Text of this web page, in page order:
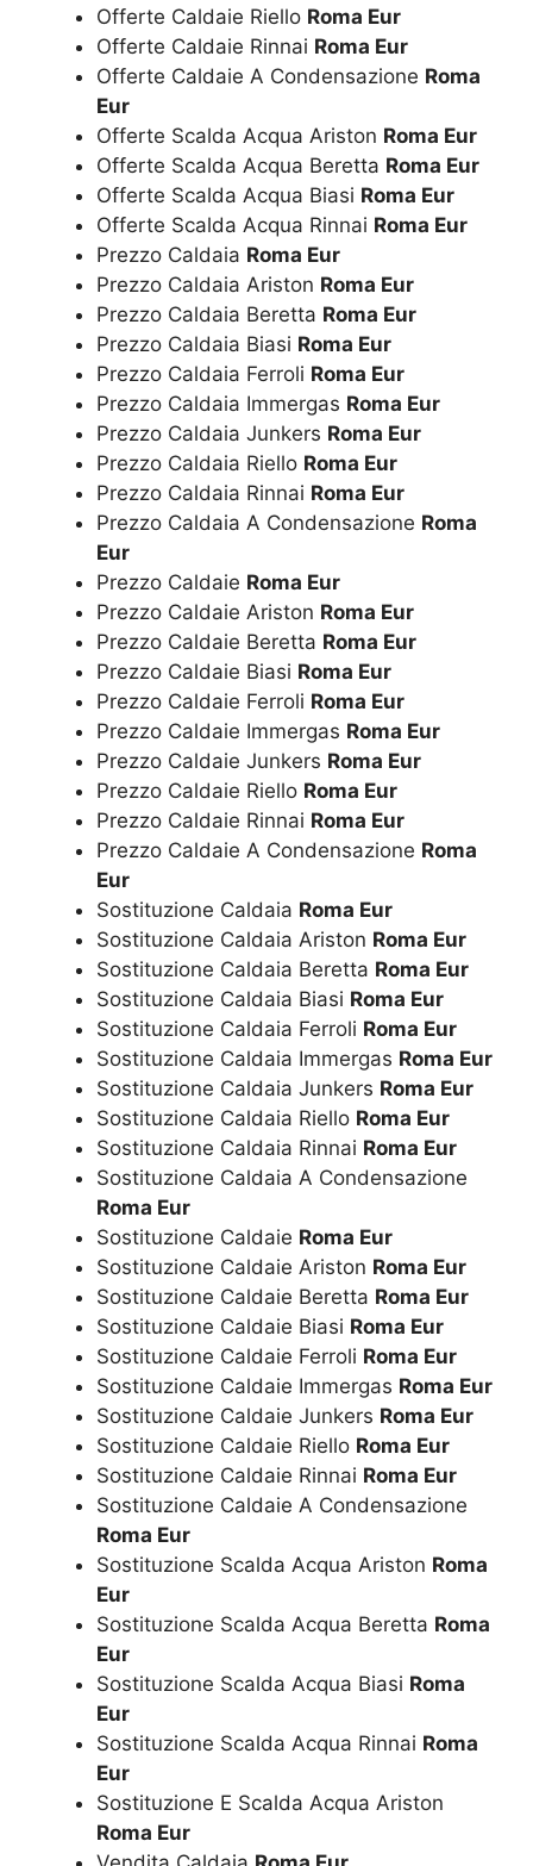
Offerte Caldaie Riello Roma Eur
Offerte Caldaie Rinnai Roma Eur
Offerte Caldaie A Condensazione Roma
Eur
Offerte Scalda Acqua Ariston Roma Eur
Offerte Scalda Acqua Beretta Roma Eur
Offerte Scalda Acqua Biasi Roma Eur
Offerte Scalda Acqua Rinnai Roma Eur
Prezzo Caldaia Roma Eur
Prezzo Caldaia Ariston Roma Eur
Prezzo Caldaia Beretta Roma Eur
Prezzo Caldaia Biasi Roma Eur
Prezzo Caldaia Ferroli Roma Eur
Prezzo Caldaia Immergas Roma Eur
Prezzo Caldaia Junkers Roma Eur
Prezzo Caldaia Riello Roma Eur
Prezzo Caldaia Rinnai Roma Eur
Prezzo Caldaia A Condensazione Roma
Eur
Prezzo Caldaie Roma Eur
Prezzo Caldaie Ariston Roma Eur
Prezzo Caldaie Beretta Roma Eur
Prezzo Caldaie Biasi Roma Eur
Prezzo Caldaie Ferroli Roma Eur
Prezzo Caldaie Immergas Roma Eur
Prezzo Caldaie Junkers Roma Eur
Prezzo Caldaie Riello Roma Eur
Prezzo Caldaie Rinnai Roma Eur
Prezzo Caldaie A Condensazione Roma
Eur
Sostituzione Caldaia Roma Eur
Sostituzione Caldaia Ariston Roma Eur
Sostituzione Caldaia Beretta Roma Eur
Sostituzione Caldaia Biasi Roma Eur
Sostituzione Caldaia Ferroli Roma Eur
Sostituzione Caldaia Immergas Roma Eur
Sostituzione Caldaia Junkers Roma Eur
Sostituzione Caldaia Riello Roma Eur
Sostituzione Caldaia Rinnai Roma Eur
Sostituzione Caldaia A Condensazione
Roma Eur
Sostituzione Caldaie Roma Eur
Sostituzione Caldaie Ariston Roma Eur
Sostituzione Caldaie Beretta Roma Eur
Sostituzione Caldaie Biasi Roma Eur
Sostituzione Caldaie Ferroli Roma Eur
Sostituzione Caldaie Immergas Roma Eur
Sostituzione Caldaie Junkers Roma Eur
Sostituzione Caldaie Riello Roma Eur
Sostituzione Caldaie Rinnai Roma Eur
Sostituzione Caldaie A Condensazione
Roma Eur
Sostituzione Scalda Acqua Ariston Roma
Eur
Sostituzione Scalda Acqua Beretta Roma
Eur
Sostituzione Scalda Acqua Biasi Roma
Eur
Sostituzione Scalda Acqua Rinnai Roma
Eur
Sostituzione E Scalda Acqua Ariston
Roma Eur